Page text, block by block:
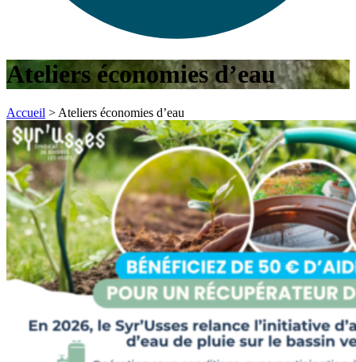
Ateliers économies d’eau
Accueil >Ateliers économies d’eau